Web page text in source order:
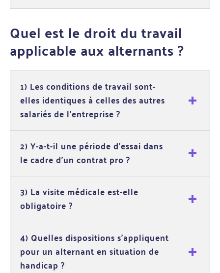
Quel est le droit du travail
applicable aux alternants ?
1) Les conditions de travail sont-
elles identiques à celles des autres
salariés de l'entreprise ?
2) Y-a-t-il une période d'essai dans
le cadre d'un contrat pro ?
3) La visite médicale est-elle
obligatoire ?
4) Quelles dispositions s'appliquent
pour un alternant en situation de
handicap ?